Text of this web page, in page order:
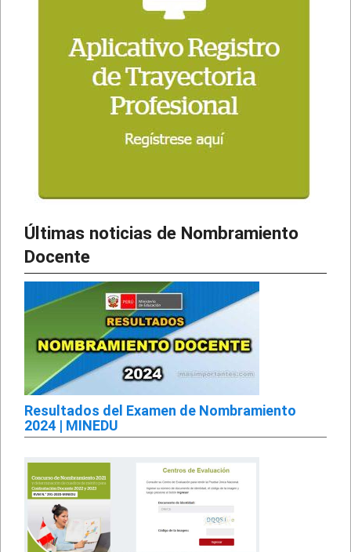
Últimas noticias de Nombramiento
Docente
Resultados del Examen de Nombramiento
2024 | MINEDU